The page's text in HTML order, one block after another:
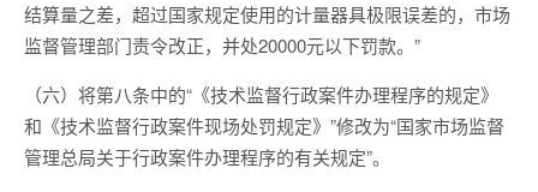
结算量之差，超过国家规定使用的计量器具极限误差的，市场
监督管理部门责令改正，并处20000元以下罚款。”
（六）将第八条中的“《技术监督行政案件办理程序的规定》
和《技术监督行政案件现场处罚规定》”修改为“国家市场监督
管理总局关于行政案件办理程序的有关规定”。